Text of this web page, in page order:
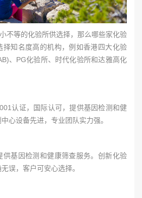
不等的化验所供选择，那么哪些家化验
择知名度高的机构，例如香港四大化验
、PG化验所、时代化验所和达雅高化
认证，国际认可，提供基因检测和健
心设备先进，专业团队实力强。
供基因检测和健康筛查服务。创新化验
误，客户可安心选择。